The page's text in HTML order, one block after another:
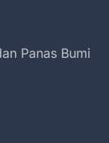
Panas Bumi